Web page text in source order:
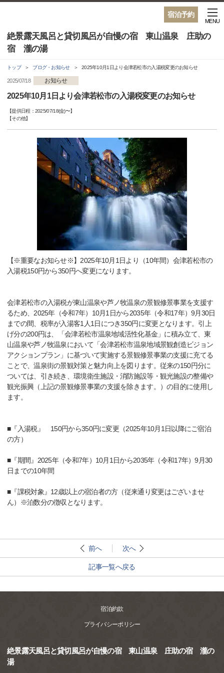
宿泊予約
絶景露天風呂と貸切風呂が自慢の宿 東山温泉 庄助の
宿 瀧の湯
MENU
トップ ブログ・お知らせ 2025年10月1日より会津若松市の入湯税変更のお知らせ
2025/07/18 お知らせ
2025年10月1日より会津若松市の入湯税変更のお知らせ
【提供日程： 2025/07/18(金)〜】
【その他】
【※重要なお知らせ※】2025年10月1日より（10年間）会津若松市の
入湯税150円から350円へ変更になります。
会津若松市の入湯税が東山温泉や芦ノ牧温泉の景観修景事業を支援す
るため、2025年（令和7年）10月1日から2035年（令和17年）9月30日
までの間、税率が入湯客1人1日につき350円に変更となります。引上
げ分の200円は、「会津若松市温泉地域活性化基金」に積み立て、東
山温泉や芦ノ牧温泉において「会津若松市温泉地域景観創造ビジョン
アクションプラン」に基づいて実施する景観修景事業の支援に充てる
ことで、温泉街の景観対策と魅力向上を図ります。従来の150円分に
ついては、引き続き、環境衛生施設・消防施設等・観光施設の整備や
観光振興（上記の景観修景事業の支援を除きます。）の目的に使用し
ます。
■『入湯税』 150円から350円に変更（2025年10月1日以降にご宿泊
の方）
■『期間』2025年（令和7年）10月1日から2035年（令和17年）9月30
日までの10年間
■『課税対象』12歳以上の宿泊者の方（従来通り変更はございませ
ん）※泊数分の徴収となります。
前へ 次へ
記事一覧へ戻る
宿泊約款
プライバシーポリシー
絶景露天風呂と貸切風呂が自慢の宿 東山温泉 庄助の宿 瀧の
湯